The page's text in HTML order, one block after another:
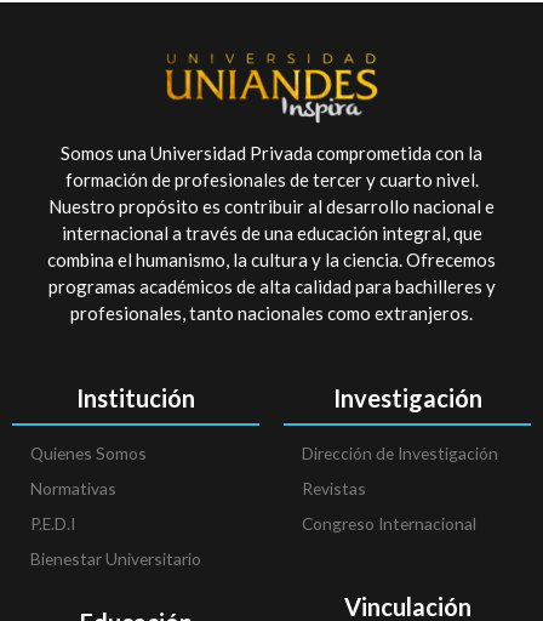
Somos una Universidad Privada comprometida con la
formación de profesionales de tercer y cuarto nivel.
Nuestro propósito es contribuir al desarrollo nacional e
internacional a través de una educación integral, que
combina el humanismo, la cultura y la ciencia. Ofrecemos
programas académicos de alta calidad para bachilleres y
profesionales, tanto nacionales como extranjeros.
Institución
Quienes Somos
Normativas
P.E.D.I
Bienestar Universitario
Investigación
Dirección de Investigación
Revistas
Congreso Internacional
Vinculación